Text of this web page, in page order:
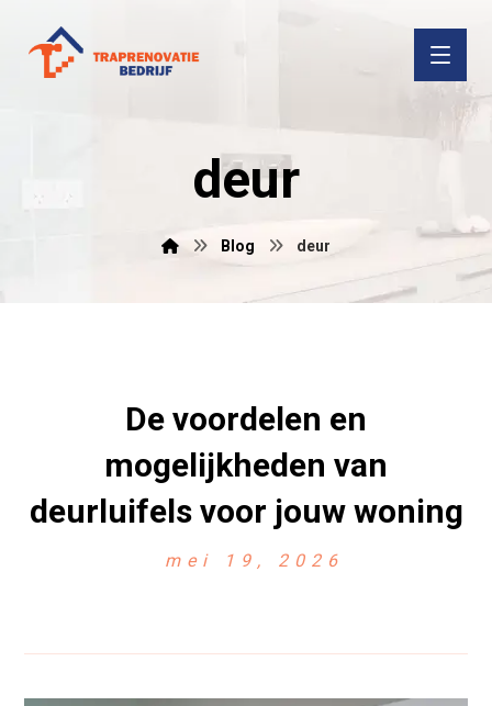
deur
Blog deur
De voordelen en
mogelijkheden van
deurluifels voor jouw woning
mei 19, 2026